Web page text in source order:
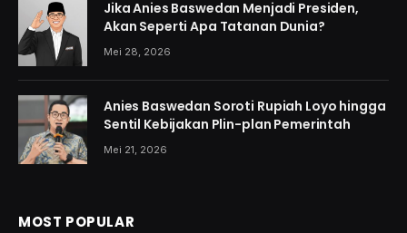
Jika Anies Baswedan Menjadi Presiden,
Akan Seperti Apa Tatanan Dunia?
Mei 28, 2026
Anies Baswedan Soroti Rupiah Loyo hingga
Sentil Kebijakan Plin-plan Pemerintah
Mei 21, 2026
MOST POPULAR